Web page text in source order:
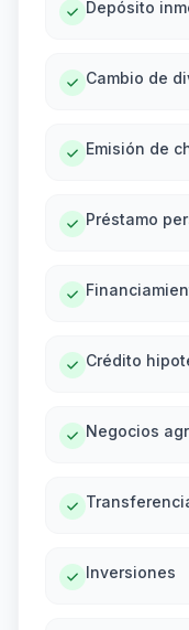
Depósito
Cambio de
Emisión de
Préstamo
Crédito
Negocios
Inversiones